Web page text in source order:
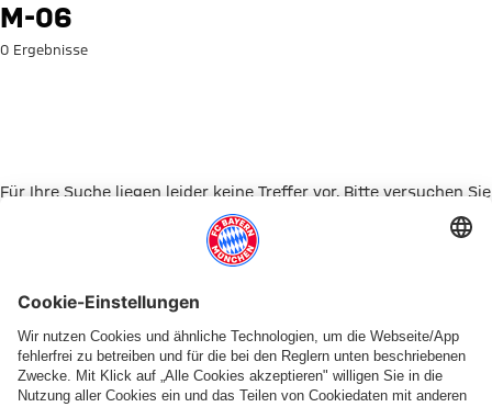
Suche: M-06
M-06
0 Ergebnisse
Für Ihre Suche liegen leider keine Treffer vor. Bitte versuchen Sie
Zur Startseite